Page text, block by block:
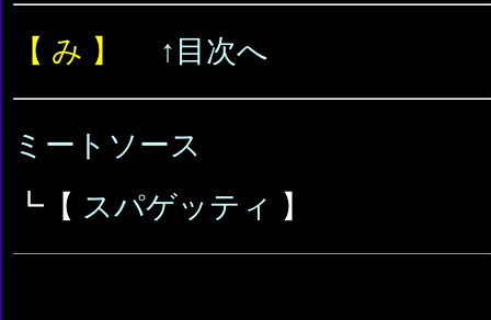
【 み 】 ↑目次へ
ミートソース
┗【 スパゲッティ 】